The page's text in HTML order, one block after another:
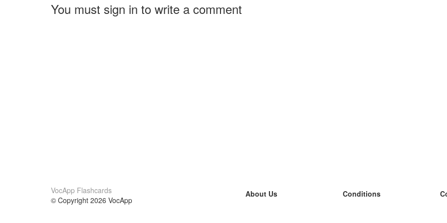
You must sign in to write a comment
VocApp Flashcards
© Copyright 2026 VocApp
About Us
Conditions